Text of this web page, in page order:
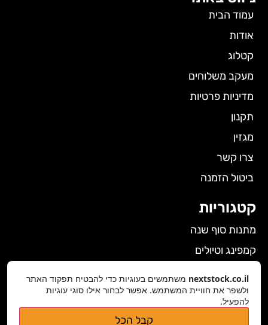
עמוד הבית
אודות
קטלוג
מעקב משלוחים
מדיניות פרטיות
תקנון
מגזין
צרו קשר
ביטול הזמנה
קטגוריות
מתנות סוף שנה
קמפינג וטיולים
גאדג'טים
nextstock.co.il משתמשים בעוגיות כדי להבטיח תפקוד האתר
ולשפר את חוויית המשתמש. אפשר לבחור אילו סוגי עוגיות
להפעיל.
קבל הכל